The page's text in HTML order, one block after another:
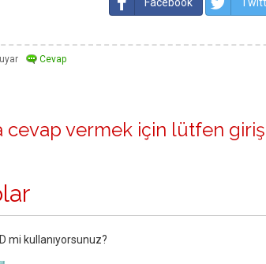
cevap vermek için lütfen giriş
mi kullanıyorsunuz?